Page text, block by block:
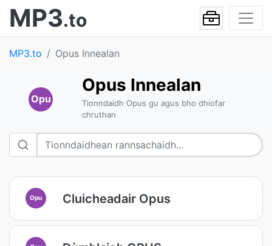
MP3.to
MP3.to Opus Innealan
Opu
Opus Innealan
Tionndaidh Opus gu agus bho dhiofar
chruthan
Opu Cluicheadair Opus